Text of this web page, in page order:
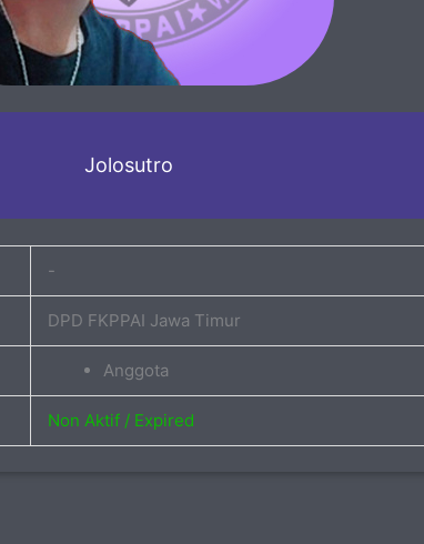
Jolosutro
-
DPD FKPPAI Jawa Timur
Anggota
Non Aktif / Expired